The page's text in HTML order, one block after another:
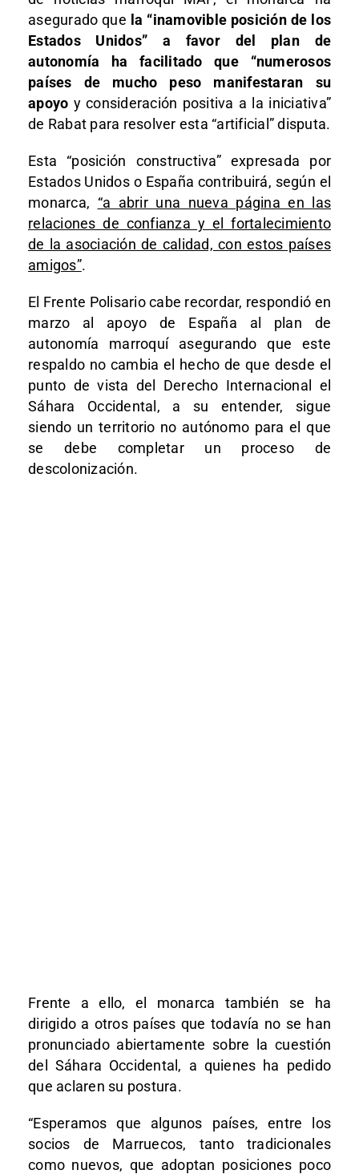
asegurado que la “inamovible posición de los
Estados Unidos” a favor del plan de
autonomía ha facilitado que “numerosos
países de mucho peso manifestaran su
apoyo y consideración positiva a la iniciativa”
de Rabat para resolver esta “artificial” disputa.
Esta “posición constructiva” expresada por
Estados Unidos o España contribuirá, según el
monarca, “a abrir una nueva página en las
relaciones de confianza y el fortalecimiento
de la asociación de calidad, con estos países
amigos”.
El Frente Polisario cabe recordar, respondió en
marzo al apoyo de España al plan de
autonomía marroquí asegurando que este
respaldo no cambia el hecho de que desde el
punto de vista del Derecho Internacional el
Sáhara Occidental, a su entender, sigue
siendo un territorio no autónomo para el que
se debe completar un proceso de
descolonización.
Frente a ello, el monarca también se ha
dirigido a otros países que todavía no se han
pronunciado abiertamente sobre la cuestión
del Sáhara Occidental, a quienes ha pedido
que aclaren su postura.
“Esperamos que algunos países, entre los
socios de Marruecos, tanto tradicionales
como nuevos, que adoptan posiciones poco